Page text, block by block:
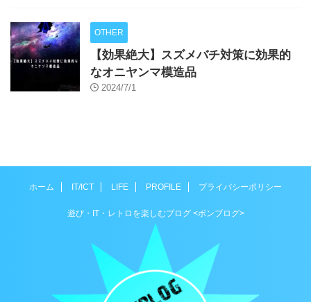
OTHER
【効果絶大】スズメバチ対策に効果的
なオニヤンマ模造品
2024/7/1
ホーム IT/ICT LIFE PROFILE プライバシーポリシー
遊び・IT・レトロを楽しむブログ <ボンブログ>